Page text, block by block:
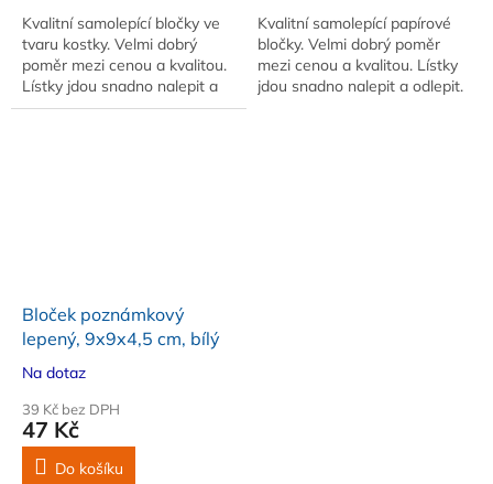
Kvalitní samolepící bločky ve
tvaru kostky. Velmi dobrý
poměr mezi cenou a kvalitou.
Lístky jdou snadno nalepit a
odlepit
Kvalitní samolepící papírové
bločky. Velmi dobrý poměr
mezi cenou a kvalitou. Lístky
jdou snadno nalepit a odlepit.
Bloček poznámkový
lepený, 9x9x4,5 cm, bílý
Na dotaz
39 Kč bez DPH
47 Kč
Do košíku